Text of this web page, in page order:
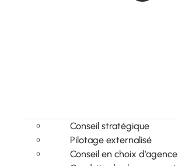
Conseil stratégique
Pilotage externalisé
Conseil en choix d’agence